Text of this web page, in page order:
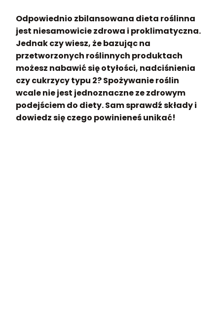
Odpowiednio zbilansowana dieta roślinna
jest niesamowicie zdrowa i proklimatyczna.
Jednak czy wiesz, że bazując na
przetworzonych roślinnych produktach
możesz nabawić się otyłości, nadciśnienia
czy cukrzycy typu 2? Spożywanie roślin
wcale nie jest jednoznaczne ze zdrowym
podejściem do diety. Sam sprawdź składy i
dowiedz się czego powinieneś unikać!